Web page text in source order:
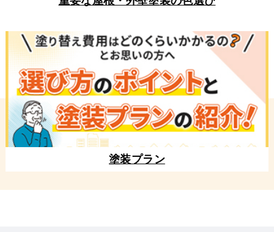
塗装プラン